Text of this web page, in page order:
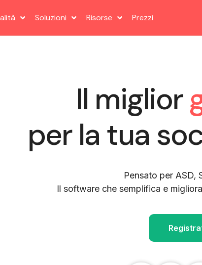
Soluzioni Risorse Prezzi
Il miglior
per la tua
Pensato per ASD,
Il software che semplifica e